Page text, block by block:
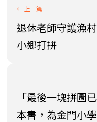
退休老師守護漁
小鄉打拼
「最後一塊拼圖
本書，為金門小